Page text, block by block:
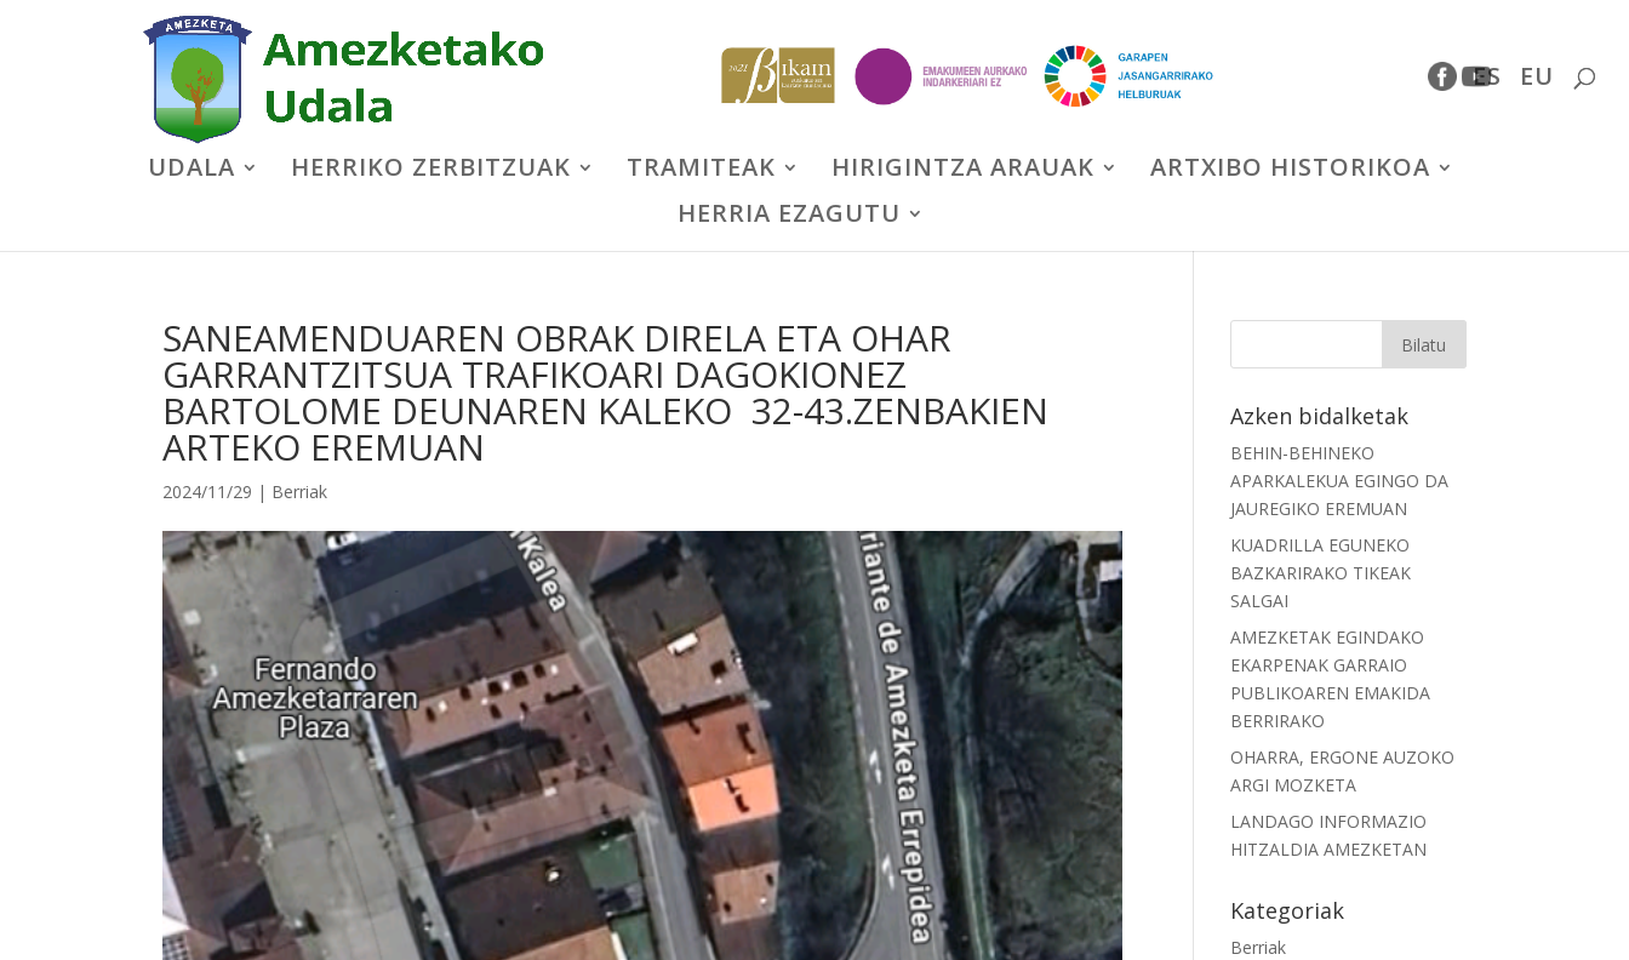
UDALA HERRIKO ZERBITZUAK TRAMITEAK HIRIGINTZA ARAUAK
ARTXIBO HISTORIKOA
HERRIA EZAGUTU
EU
ES
SANEAMENDUAREN OBRAK DIRELA ETA OHAR
GARRANTZITSUA TRAFIKOARI DAGOKIONEZ
BARTOLOME DEUNAREN KALEKO 32-43.ZENBAKIEN
ARTEKO EREMUAN
2024/11/29 | Berriak
Azken bidalketak
BEHIN-BEHINEKO
APARKALEKUA EGINGO DA
JAUREGIKO EREMUAN
KUADRILLA EGUNEKO
BAZKARIRAKO TIKEAK
SALGAI
AMEZKETAK EGINDAKO
EKARPENAK GARRAIO
PUBLIKOAREN EMAKIDA
BERRIRAKO
OHARRA, ERGONE AUZOKO
ARGI MOZKETA
LANDAGO INFORMAZIO
HITZALDIA AMEZKETAN
Kategoriak
Berriak